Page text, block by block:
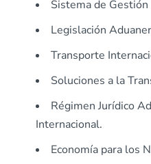
Sistema de Gestión
Legislación
Transporte
Soluciones a la
Régimen Jurídico
Internacional.
Economía para los